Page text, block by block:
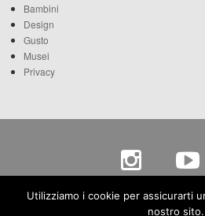
Bambini
Design
Gusto
Musei
Privacy
Via A. Manzoni, 12 - 20121 Milano - c.f.
Utilizziamo i cookie per assicurarti
nostro sito.